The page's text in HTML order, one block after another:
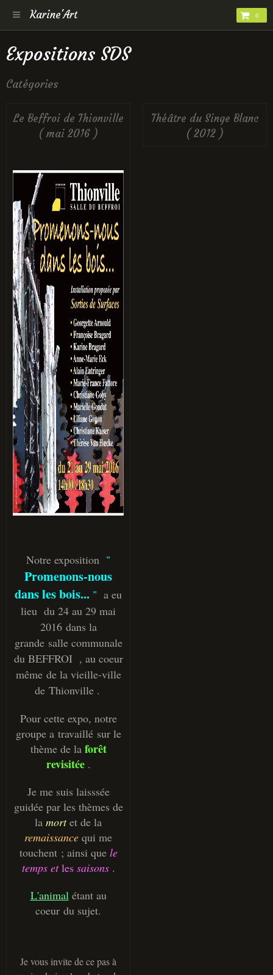
Karine'Art 0
Expositions SDS
Catégories
Le Beffroi de Thionville
( mai 2016 )
Notre exposition "
Promenons-nous
dans les bois... " a eu
lieu du 24 au 29 mai
2016 dans la
grande salle communale
du BEFFROI , au coeur
même de la vieille-ville
de Thionville .
Pour cette expo, notre
groupe a travaillé sur le
thème de la forêt
revisitée .
Je me suis laisssée
guidée par les thèmes de
la mortet de la
remaissance qui me
touchent ; ainsi que le
temps etlessaisons .
L'animalétant au
coeur du sujet.
Je vous invite de ce pas à
Théâtre du Singe Blanc
( 2012 )